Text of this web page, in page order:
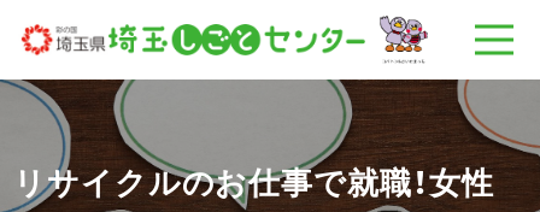
リサイクルのお仕事で就職！女性